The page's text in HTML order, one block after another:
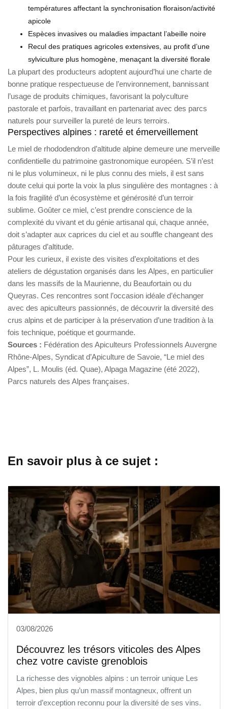
températures affectant la synchronisation floraison/activité
apicole
Espèces invasives ou maladies impactant l’abeille noire
Recul des pratiques agricoles extensives, au profit d’une
sylviculture plus homogène, menaçant la diversité florale
La plupart des producteurs adoptent aujourd’hui une charte de
bonne pratique respectueuse de l’environnement, bannissant
l’usage de produits chimiques, favorisant la polyculture
pastorale et parfois, travaillant en partenariat avec des parcs
naturels pour surveiller la pureté de leurs terroirs.
Perspectives alpines : rareté et émerveillement
Le miel de rhododendron d’altitude alpine demeure une merveille
confidentielle du patrimoine gastronomique européen. S’il n’est
ni le plus volumineux, ni le plus connu des miels, il est sans
doute celui qui porte la voix la plus singulière des montagnes : à
la fois fragilité d’un écosystème et générosité d’un terroir
sublime. Goûter ce miel, c’est prendre conscience de la
complexité du vivant et du génie artisanal qui, chaque année,
doit s’adapter aux caprices du ciel et au souffle changeant des
pâturages d’altitude.
Pour les curieux, il existe des visites d’exploitations et des
ateliers de dégustation organisés dans les Alpes, en particulier
dans les massifs de la Maurienne, du Beaufortain ou du
Queyras. Ces rencontres sont l’occasion idéale d’échanger
avec des apiculteurs passionnés, de découvrir la diversité des
crus alpins et de participer à la préservation d’une tradition à la
fois technique, poétique et gourmande.
Sources : Fédération des Apiculteurs Professionnels Auvergne
Rhône-Alpes, Syndicat d’Apiculture de Savoie, “Le miel des
Alpes”, L. Moulis (éd. Quae), Alpaga Magazine (été 2022),
Parcs naturels des Alpes françaises.
En savoir plus à ce sujet :
03/08/2026
Découvrez les trésors viticoles des Alpes
chez votre caviste grenoblois
La richesse des vignobles alpins : un terroir unique Les
Alpes, bien plus qu’un massif montagneux, offrent un
terroir d’exception reconnu pour la diversité de ses vins.